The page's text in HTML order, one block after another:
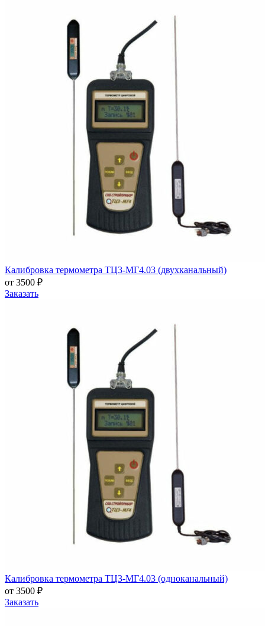
Калибровка термометра ТЦ3-МГ4.03 (двухканальный)
от 3500 ₽
Заказать
Калибровка термометра ТЦ3-МГ4.03 (одноканальный)
от 3500 ₽
Заказать